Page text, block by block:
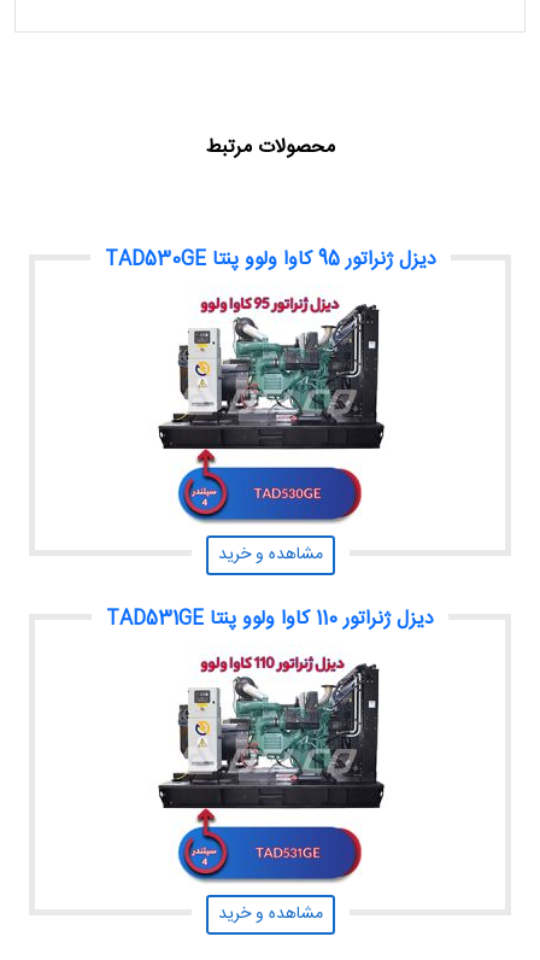
محصولات مرتبط
دیزل ژنراتور 95 کاوا ولوو پنتا TAD530GE
مشاهده و خرید
دیزل ژنراتور 110 کاوا ولوو پنتا TAD531GE
مشاهده و خرید